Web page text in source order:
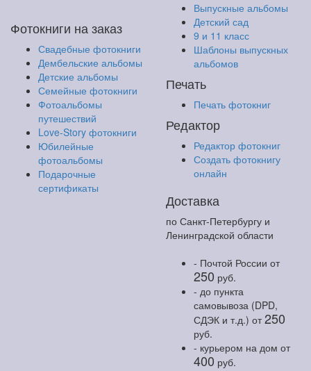
Фотокниги на заказ
Свадебные фотокниги
Дембельские альбомы
Детские альбомы
Семейные фотокниги
Фотоальбомы
путешествий
Love-Story фотокниги
Юбилейные
фотоальбомы
Подарочные
сертификаты
Выпускные альбомы
Детский сад
9 и 11 класс
Шаблоны выпускных
альбомов
Печать
Печать фотокниг
Редактор
Редактор фотокниг
Создать фотокнигу
онлайн
Доставка
по Санкт-Петербургу и
Ленинградской области
- Почтой России от
250 руб.
- до пункта
самовывоза (DPD,
СДЭК и т.д.) от250
руб.
- курьером на дом от
400 руб.